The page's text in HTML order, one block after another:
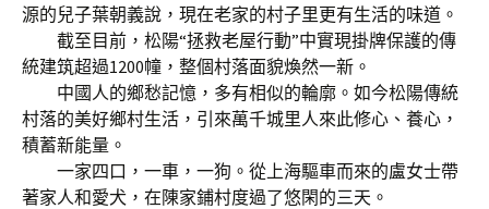
源的兒子葉朝義說，現在老家的村子里更有生活的味道。
截至目前，松陽“拯救老屋行動”中實現掛牌保護的傳
統建筑超過1200幢，整個村落面貌煥然一新。
中國人的鄉愁記憶，多有相似的輪廓。如今松陽傳統
村落的美好鄉村生活，引來萬千城里人來此修心、養心，
積蓄新能量。
一家四口，一車，一狗。從上海驅車而來的盧女士帶
著家人和愛犬，在陳家鋪村度過了悠閑的三天。